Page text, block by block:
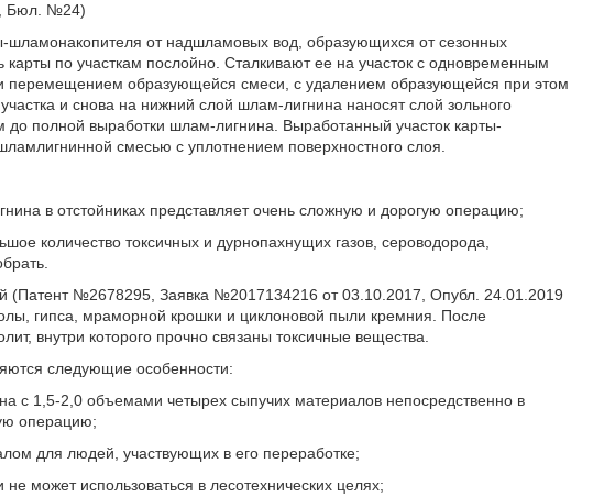
Бюл. №24)
от надшламовых вод, образующихся от сезонных
по участкам послойно. Сталкивают ее на участок с одновременным
образующейся смеси, с удалением образующейся при этом
и снова на нижний слой шлам-лигнина наносят слой зольного
полной выработки шлам-лигнина. Выработанный участок карты-
смесью с уплотнением поверхностного слоя.
в отстойниках представляет очень сложную и дорогую операцию;
количество токсичных и дурнопахнущих газов, сероводорода,
(Патент №2678295, Заявка №2017134216 от 03.10.2017, Опубл. 24.01.2019
гипса, мраморной крошки и циклоновой пыли кремния. После
внутри которого прочно связаны токсичные вещества.
следующие особенности:
с 1,5-2,0 объемами четырех сыпучих материалов непосредственно в
операцию;
для людей, участвующих в его переработке;
может использоваться в лесотехнических целях;